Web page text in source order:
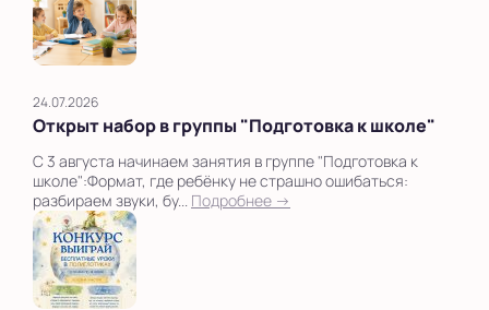
24.07.2026
Открыт набор в группы "Подготовка к школе"
С 3 августа начинаем занятия в группе "Подготовка к
школе":Формат, где ребёнку не страшно ошибаться:
разбираем звуки, бу... Подробнее →